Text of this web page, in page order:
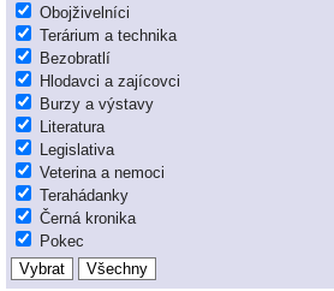
Obojživelníci
Terárium a technika
Bezobratlí
Hlodavci a zajícovci
Burzy a výstavy
Literatura
Legislativa
Veterina a nemoci
Terahádanky
Černá kronika
Pokec